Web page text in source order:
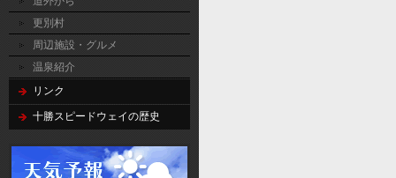
更別村
周辺施設・グルメ
温泉紹介
リンク
十勝スピードウェイの歴史